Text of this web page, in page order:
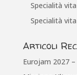
Specialità
Specialità
Articoli
Eurojam 2027